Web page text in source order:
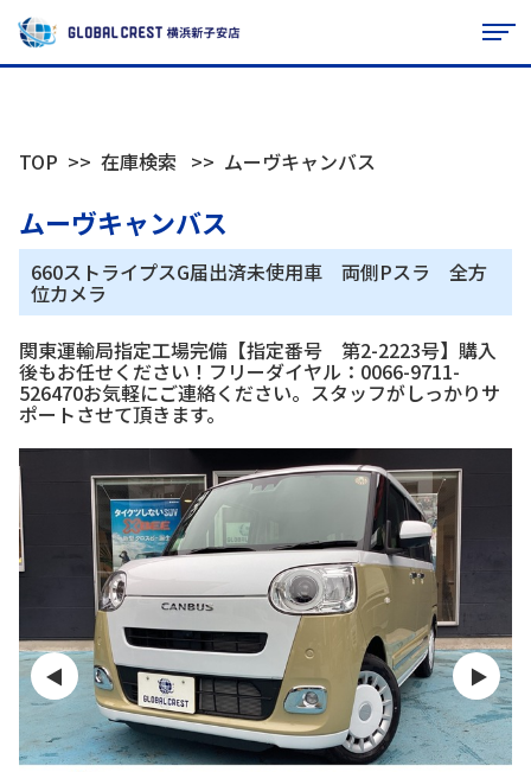
TOP 在庫検索 ムーヴキャンバス
ムーヴキャンバス
660ストライプスG届出済未使用車 両側Pスラ 全方
位カメラ
関東運輸局指定工場完備【指定番号 第2-2223号】購入
後もお任せください！フリーダイヤル：0066-9711-
526470お気軽にご連絡ください。スタッフがしっかりサ
ポートさせて頂きます。
◀ ▶